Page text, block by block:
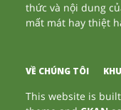
thức và nội dung
mất mát hay thiệt
VỀ CHÚNG TÔI
This website is